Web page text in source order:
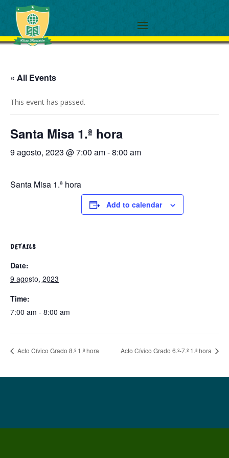
« All Events
This event has passed.
Santa Misa 1.ª hora
9 agosto, 2023 @ 7:00 am-8:00 am
Santa Misa 1.ª hora
Add to calendar
DETAILS
Date:
9 agosto, 2023
Time:
7:00 am - 8:00 am
Acto Cívico Grado 8.º 1.ª hora Acto Cívico Grado 6.º-7.º 1.ª hora